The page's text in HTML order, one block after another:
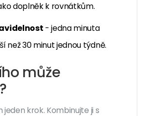
doplněk k rovnátkům.
- jedna minuta
než 30 minut jednou týdně.
může
jeden krok. Kombinujte ji s